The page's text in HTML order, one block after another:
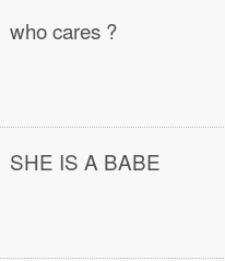
who cares ?
SHE IS A BABE